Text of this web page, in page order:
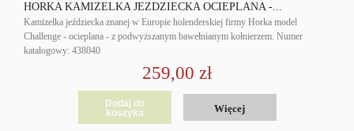
HORKA KAMIZELKA JEŹDZIECKA OCIEPLANA -...
Kamizelka jeździecka znanej w Europie holenderskiej firmy Horka model
Challenge - ocieplana - z podwyższanym bawełnianym kołnierzem. Numer
katalogowy: 438040
259,00 zł
Dodaj do
koszyka
Więcej